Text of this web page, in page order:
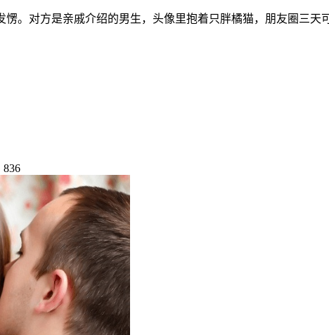
愣。对方是亲戚介绍的男生，头像里抱着只胖橘猫，朋友圈三
836